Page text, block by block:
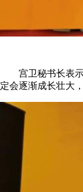
宫卫秘书长表示
定会逐渐成长壮大